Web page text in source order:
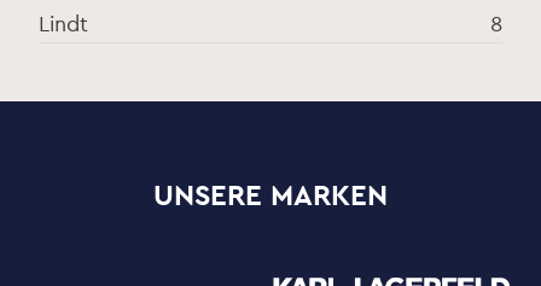
Lindt 8
UNSERE MARKEN